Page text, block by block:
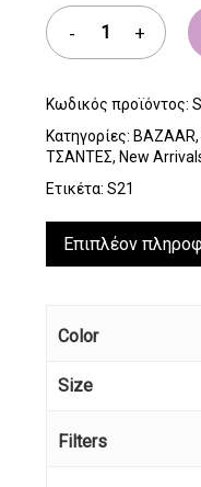
Κωδικός προϊόντος:
Κατηγορίες: BAZAAR,
ΤΣΑΝΤΕΣ, New
Ετικέτα: S21
Επιπλέον
Color
Size
Filters